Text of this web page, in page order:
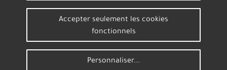
Accepter seulement les cookies
fonctionnels
Personnaliser...